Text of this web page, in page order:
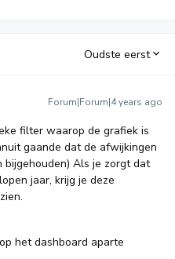
Oudste eerst
Forum|Forum|4 years ago
filter waarop de grafiek is
gaande dat de afwijkingen
Als je zorgt dat
jaar, krijg je deze
het dashboard aparte